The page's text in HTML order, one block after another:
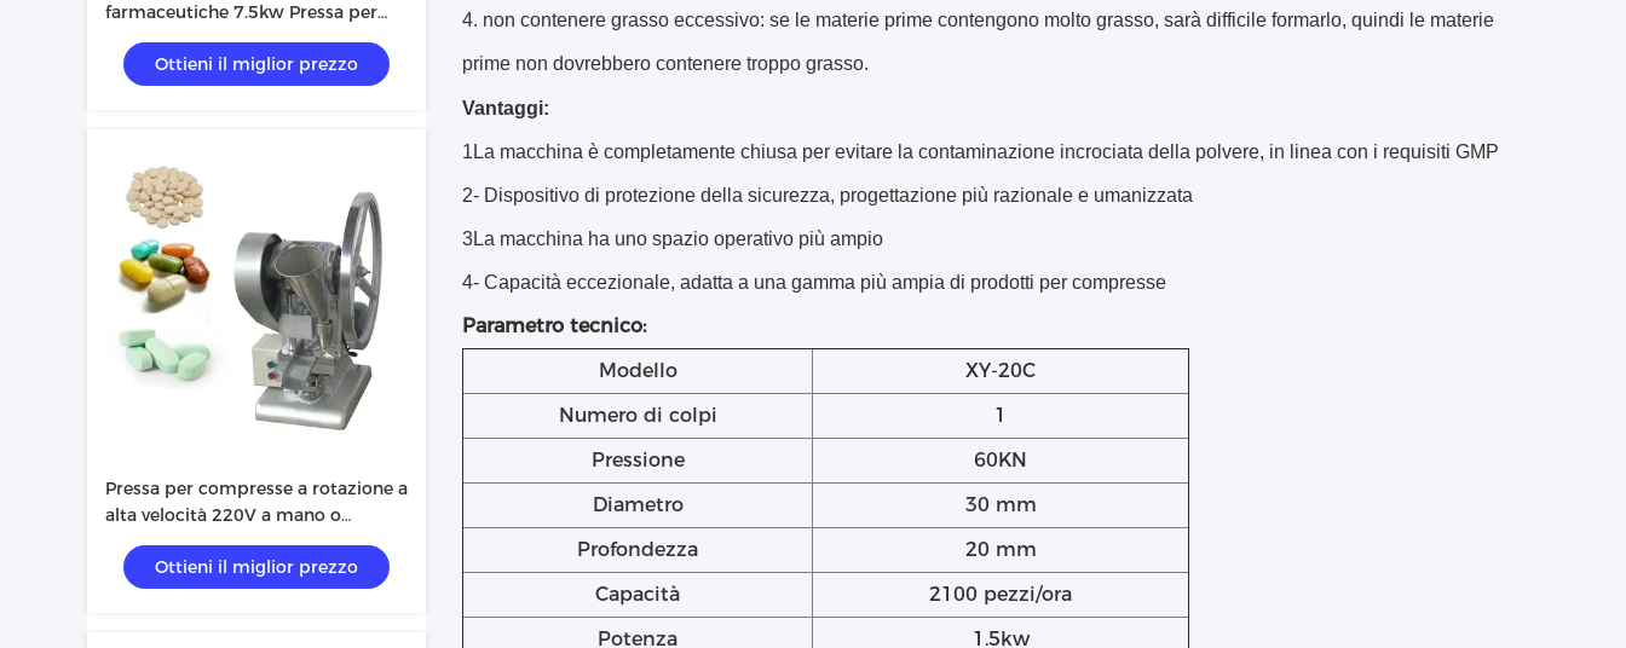
farmaceutiche 7.5kw Pressa per
compresse in polvere in acciaio
inossidabile
Ottieni il miglior prezzo
Pressa per compresse a rotazione a
alta velocità 220V a mano o
elettrica personalizzata
Ottieni il miglior prezzo
4. non contenere grasso eccessivo: se le materie prime contengono molto grasso, sarà difficile formarlo, quindi le materie
prime non dovrebbero contenere troppo grasso.
Vantaggi:
1La macchina è completamente chiusa per evitare la contaminazione incrociata della polvere, in linea con i requisiti GMP
2- Dispositivo di protezione della sicurezza, progettazione più razionale e umanizzata
3La macchina ha uno spazio operativo più ampio
4- Capacità eccezionale, adatta a una gamma più ampia di prodotti per compresse
Parametro tecnico:
Modello
XY-20C
Numero di colpi
1
Pressione
60KN
Diametro
30 mm
Profondezza
20 mm
Capacità
2100 pezzi/ora
Potenza
1.5kw